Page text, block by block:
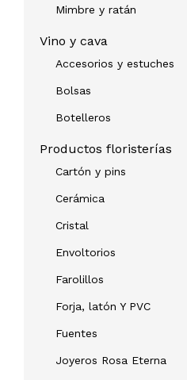
Mimbre y ratán
Vino y cava
Accesorios y estuches
Bolsas
Botelleros
Productos floristerías
Cartón y pins
Cerámica
Cristal
Envoltorios
Farolillos
Forja, latón Y PVC
Fuentes
Joyeros Rosa Eterna
1,38 €
Comprar